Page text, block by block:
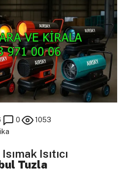
0
1053
Isıtıcı
Tuzla